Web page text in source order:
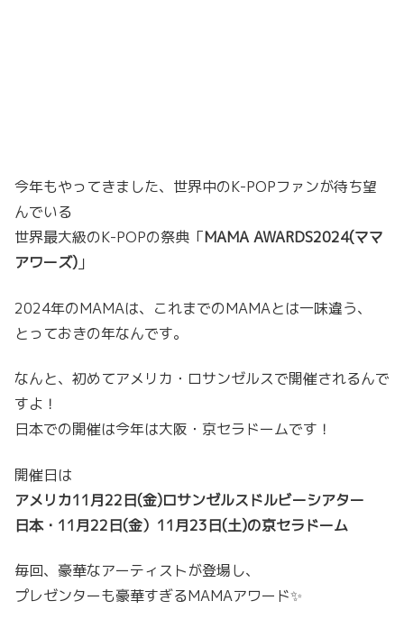
今年もやってきました、世界中のK-POPファンが待ち望
んでいる
世界最大級のK-POPの祭典「MAMA AWARDS2024(ママ
アワーズ) 」
2024年のMAMAは、これまでのMAMAとは一味違う、
とっておきの年なんです。
なんと、初めてアメリカ・ロサンゼルスで開催されるんで
すよ！
日本での開催は今年は大阪・京セラドームです！
開催日は
アメリカ11月22日(金)ロサンゼルスドルビーシアター
日本・11月22日(金）11月23日(土)の京セラドーム
毎回、豪華なアーティストが登場し、
プレゼンターも豪華すぎるMAMAアワード✨